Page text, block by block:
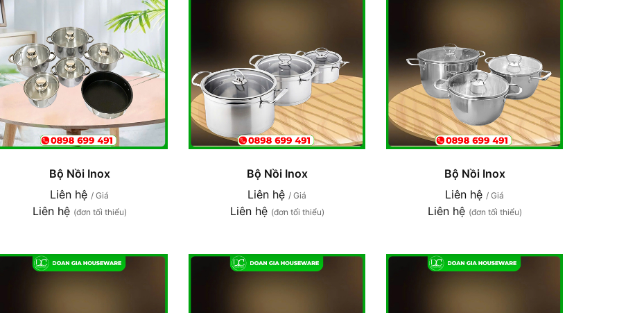
Bộ Nồi Inox
Liên hệ / Giá
Liên hệ (đơn tối thiểu)
Bộ Nồi Inox
Liên hệ / Giá
Liên hệ (đơn tối thiểu)
Bộ Nồi Inox
Liên hệ / Giá
Liên hệ (đơn tối thiểu)